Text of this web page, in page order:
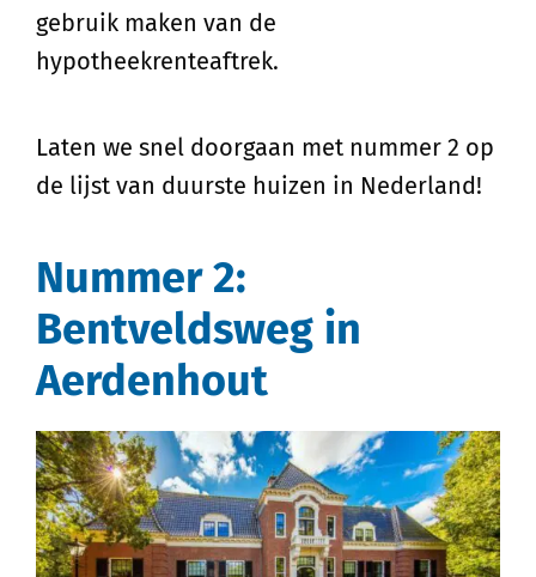
gebruik maken van de
hypotheekrenteaftrek.
Laten we snel doorgaan met nummer 2 op
de lijst van duurste huizen in Nederland!
Nummer 2:
Bentveldsweg in
Aerdenhout